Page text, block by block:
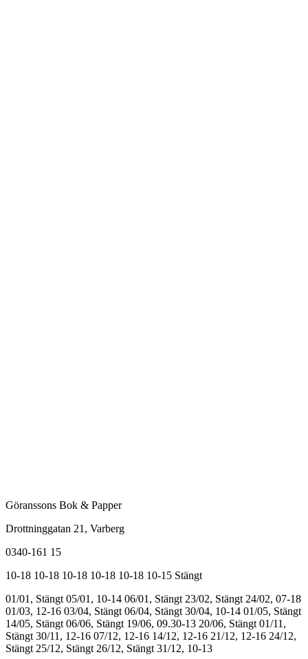
Göranssons Bok & Papper
Drottninggatan 21 , Varberg
0340-161 15
10-18 10-18 10-18 10-18 10-18 10-15 Stängt
01/01, Stängt 05/01, 10-14 06/01, Stängt 23/02, Stängt 24/02, 07-18
01/03, 12-16 03/04, Stängt 06/04, Stängt 30/04, 10-14 01/05, Stängt
14/05, Stängt 06/06, Stängt 19/06, 09.30-13 20/06, Stängt 01/11,
Stängt 30/11, 12-16 07/12, 12-16 14/12, 12-16 21/12, 12-16 24/12,
Stängt 25/12, Stängt 26/12, Stängt 31/12, 10-13